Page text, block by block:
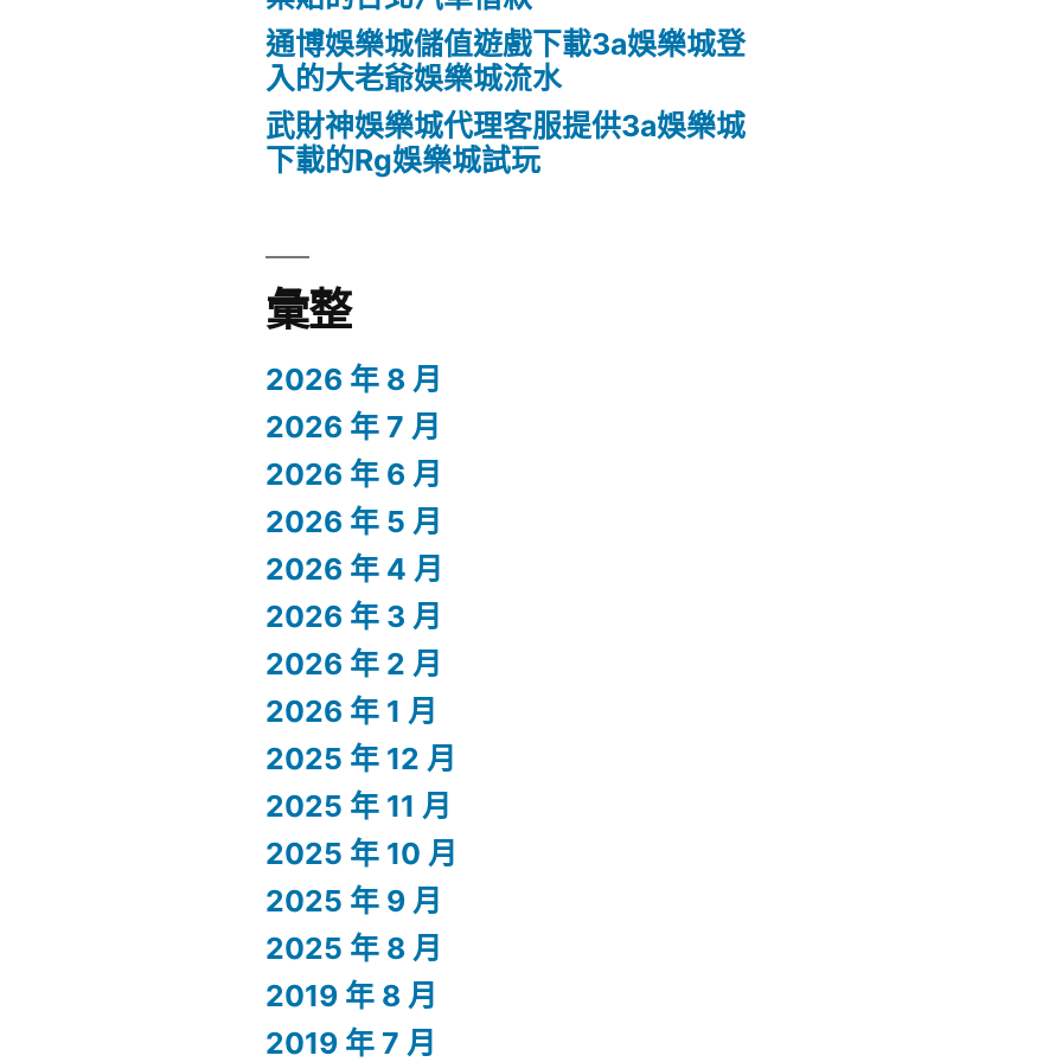
通博娛樂城儲值遊戲下載3a娛樂城登
入的大老爺娛樂城流水
武財神娛樂城代理客服提供3a娛樂城
下載的Rg娛樂城試玩
彙整
2026 年 8 月
2026 年 7 月
2026 年 6 月
2026 年 5 月
2026 年 4 月
2026 年 3 月
2026 年 2 月
2026 年 1 月
2025 年 12 月
2025 年 11 月
2025 年 10 月
2025 年 9 月
2025 年 8 月
2019 年 8 月
2019 年 7 月